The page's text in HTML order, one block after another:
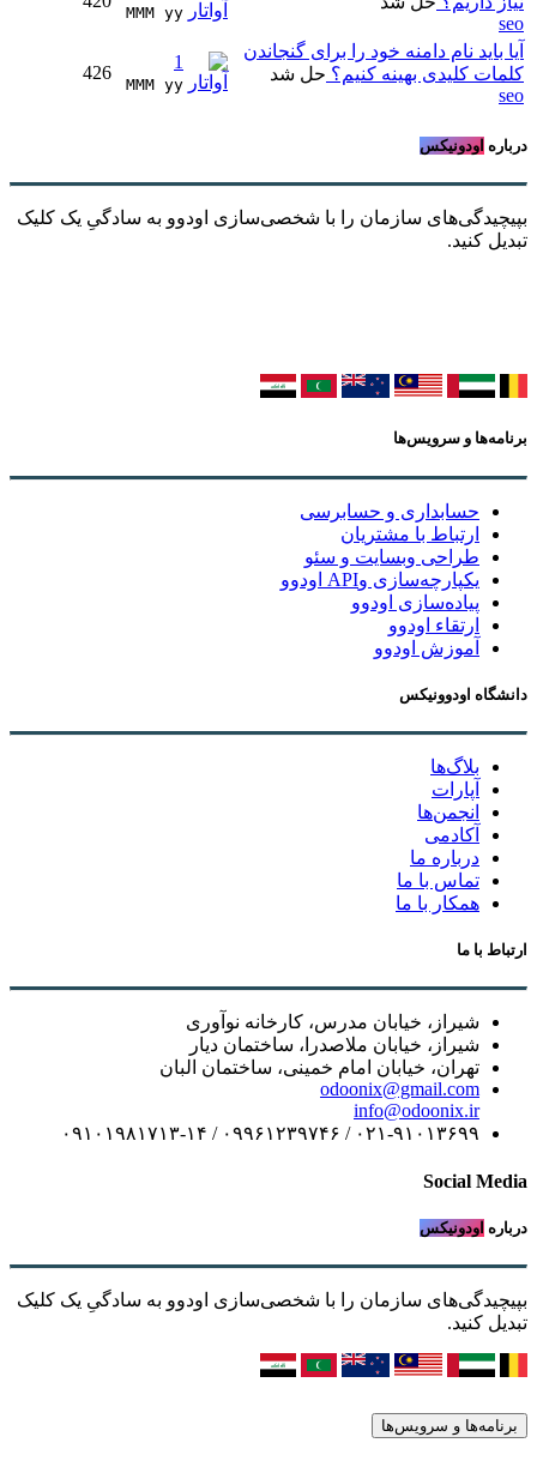
seo
MMM yy
آیا باید نام دامنه خود را برای گنجاندن
کلمات کلیدی بهینه کنیم؟ حل شد
seo
1
MMM yy
426
درباره اودونیکس
بپیچیدگی‌های سازمان را با شخصی‌سازی اودوو به سادگیِ یک کلیک
تبدیل کنید.
برنامه‌ها و سرویس‌ها
حسابداری و حسابرسی
ارتباط با مشتریان
طراحی وبسایت و سئو
یکپارچه‌سازی وAPI اودوو
پیاده‌سازی اودوو
ارتقاء اودوو
آموزش اودوو
دانشگاه اودوونیکس
بلاگ‌ها
آپارات
انجمن‌ها
آکادمی
درباره ما
تماس با ما
همکار با ما
ارتباط با ما
شیراز، خیابان مدرس، کارخانه نوآوری
شیراز، خیابان ملاصدرا، ساختمان دیار
تهران، خیابان امام خمینی، ساختمان البان
odoonix@gmail.com
info@odoonix.ir
۰۲۱-۹۱۰۱۳۶۹۹ / ۰۹۹۶۱۲۳۹۷۴۶ / ۰۹۱۰۱۹۸۱۷۱۳-۱۴
Social Media
درباره اودونیکس
بپیچیدگی‌های سازمان را با شخصی‌سازی اودوو به سادگیِ یک کلیک
تبدیل کنید.
برنامه‌ها و سرویس‌ها